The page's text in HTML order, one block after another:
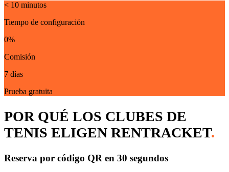
< 10 minutos
Tiempo de configuración
0%
Comisión
7 días
Prueba gratuita
POR QUÉ LOS CLUBES DE
TENIS ELIGEN RENTRACKET.
Reserva por código QR en 30 segundos